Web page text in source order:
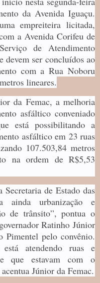
da Avenida Iguaçu.
empreiteira licitada,
a Avenida Corifeu de
de Atendimento
devem ser concluídos ao
com a Rua Noboru
lineares.
da Femac, a melhoria
asfáltico conveniado
está possibilitando a
asfáltico em 23 ruas
107.503,84 metros
na ordem de R$5,53
de Estado das
ainda urbanização e
de trânsito”, pontua o
Ratinho Júnior
Pimentel pelo convênio.
está atendendo ruas e
que estavam com o
Júnior da Femac.